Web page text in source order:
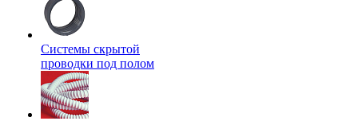
Системы скрытой
проводки под полом